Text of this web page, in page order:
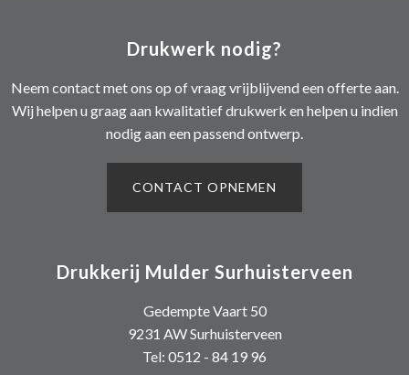
Drukwerk nodig?
Neem contact met ons op of vraag vrijblijvend een offerte aan.
Wij helpen u graag aan kwalitatief drukwerk en helpen u indien
nodig aan een passend ontwerp.
CONTACT OPNEMEN
Drukkerij Mulder Surhuisterveen
Gedempte Vaart 50
9231 AW Surhuisterveen
Tel: 0512 - 84 19 96